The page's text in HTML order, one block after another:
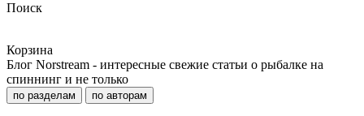
Поиск
Корзина
Блог Norstream - интересные свежие статьи о рыбалке на
спиннинг и не только
по разделам по авторам